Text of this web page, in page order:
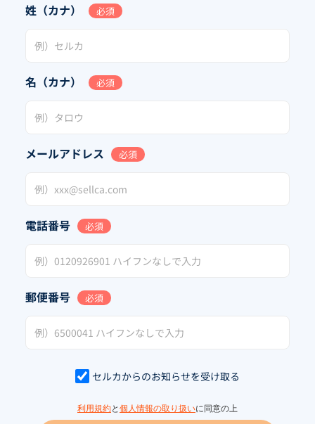
姓（カナ） 必須
名（カナ） 必須
メールアドレス 必須
電話番号 必須
郵便番号 必須
セルカからのお知らせを受け取る
利用規約と 個人情報の取り扱いに同意の上